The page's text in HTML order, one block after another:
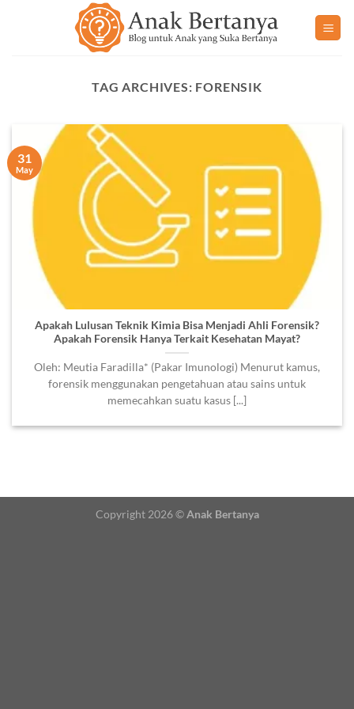
TAG ARCHIVES: FORENSIK
Apakah Lulusan Teknik Kimia Bisa Menjadi Ahli Forensik?
Apakah Forensik Hanya Terkait Kesehatan Mayat?
Oleh: Meutia Faradilla* (Pakar Imunologi) Menurut kamus,
forensik menggunakan pengetahuan atau sains untuk
memecahkan suatu kasus [...]
31
May
Copyright 2026 ©Anak Bertanya